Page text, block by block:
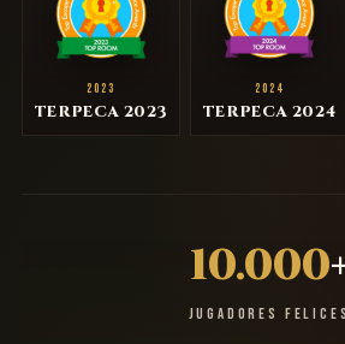
2023
TERPECA 2023
2024
TERPECA 2024
10.000
JUGADORES FELICES